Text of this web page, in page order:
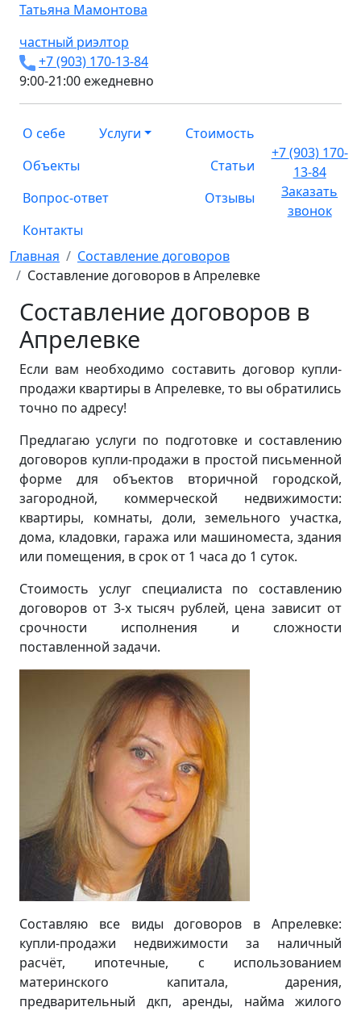
Татьяна Мамонтова
частный риэлтор
+7 (903) 170-13-84
9:00-21:00 ежедневно
О себе Услуги
Стоимость
Объекты
Статьи
Вопрос-ответ
Отзывы
Контакты
+7 (903) 170-
13-84
Заказать
звонок
Главная
Составление договоров
Составление договоров в Апрелевке
Составление договоров в
Апрелевке
Если вам необходимо составить договор купли-
продажи квартиры в Апрелевке, то вы обратились
точно по адресу!
Предлагаю услуги по подготовке и составлению
договоров купли-продажи в простой письменной
форме для объектов вторичной городской,
загородной, коммерческой недвижимости:
квартиры, комнаты, доли, земельного участка,
дома, кладовки, гаража или машиноместа, здания
или помещения, в срок от 1 часа до 1 суток.
Стоимость услуг специалиста по составлению
договоров от 3-х тысяч рублей, цена зависит от
срочности исполнения и сложности
поставленной задачи.
Составляю все виды договоров в Апрелевке:
купли-продажи недвижимости за наличный
расчёт, ипотечные, с использованием
материнского капитала, дарения,
предварительный дкп, аренды, найма жилого